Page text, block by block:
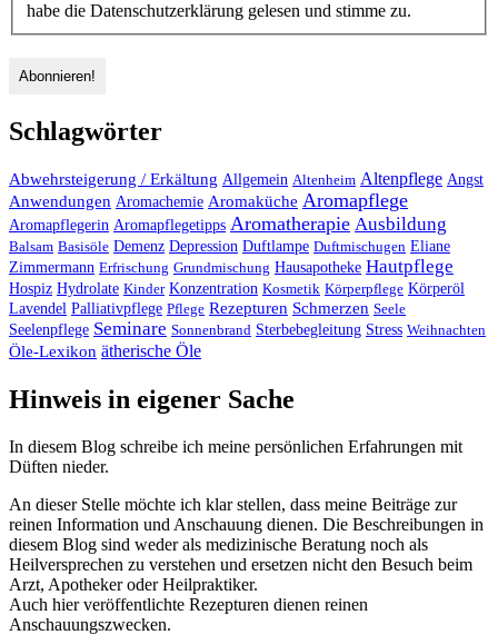
habe die Datenschutzerklärung gelesen und stimme zu.
Schlagwörter
Abwehrsteigerung / Erkältung Allgemein Altenheim Altenpflege Angst
Anwendungen Aromachemie Aromaküche Aromapflege
Aromapflegerin Aromapflegetipps Aromatherapie Ausbildung
Balsam Basisöle Demenz Depression Duftlampe Duftmischugen Eliane
Zimmermann Erfrischung Grundmischung Hausapotheke Hautpflege
Hospiz Hydrolate Kinder Konzentration Kosmetik Körperpflege Körperöl
Lavendel Palliativpflege Pflege Rezepturen Schmerzen Seele
Seelenpflege Seminare Sonnenbrand Sterbebegleitung Stress Weihnachten
Öle-Lexikon ätherische Öle
Hinweis in eigener Sache
In diesem Blog schreibe ich meine persönlichen Erfahrungen mit
Düften nieder.
An dieser Stelle möchte ich klar stellen, dass meine Beiträge zur
reinen Information und Anschauung dienen. Die Beschreibungen in
diesem Blog sind weder als medizinische Beratung noch als
Heilversprechen zu verstehen und ersetzen nicht den Besuch beim
Arzt, Apotheker oder Heilpraktiker.
Auch hier veröffentlichte Rezepturen dienen reinen
Anschauungszwecken.